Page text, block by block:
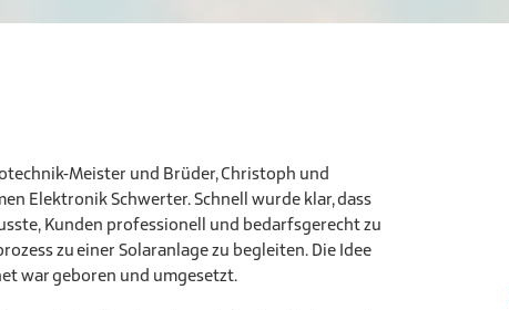
Meister und Brüder, Christoph und
Elektronik Schwerter. Schnell wurde klar, dass
Kunden professionell und bedarfsgerecht zu
zu einer Solaranlage zu begleiten. Die Idee
war geboren und umgesetzt.